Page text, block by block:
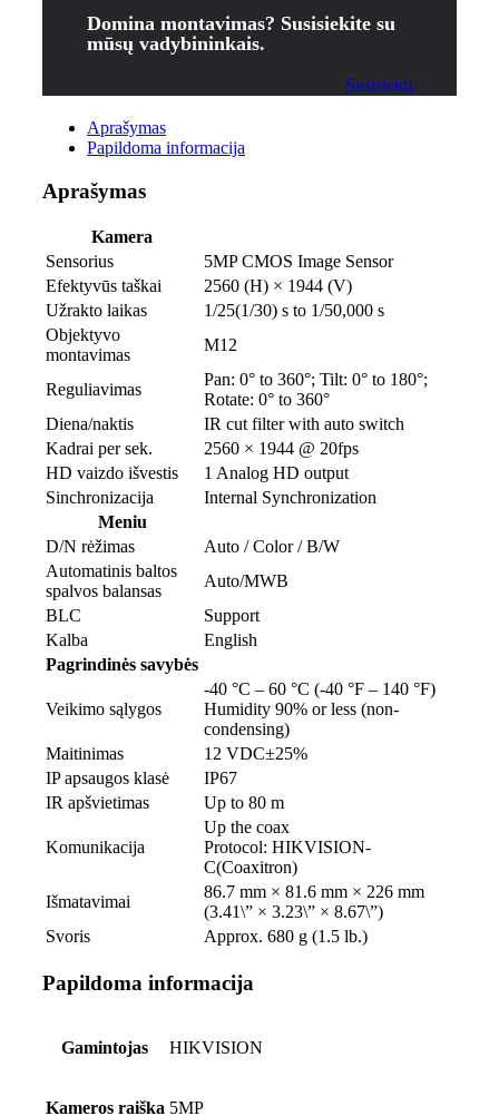
Domina montavimas? Susisiekite su
mūsų vadybininkais.
Susisiekti
Aprašymas
Papildoma informacija
Aprašymas
Kamera
Sensorius
5MP CMOS Image Sensor
Efektyvūs taškai
2560 (H) × 1944 (V)
Užrakto laikas
1/25(1/30) s to 1/50,000 s
Objektyvo
montavimas
M12
Reguliavimas
Pan: 0° to 360°; Tilt: 0° to 180°;
Rotate: 0° to 360°
Diena/naktis
IR cut filter with auto switch
Kadrai per sek.
2560 × 1944 @ 20fps
HD vaizdo išvestis
1 Analog HD output
Sinchronizacija
Internal Synchronization
Meniu
D/N rėžimas
Auto / Color / B/W
Automatinis baltos
spalvos balansas
Auto/MWB
BLC
Support
Kalba
English
Pagrindinės savybės
Veikimo sąlygos
-40 °C – 60 °C (-40 °F – 140 °F)
Humidity 90% or less (non-
condensing)
Maitinimas
12 VDC±25%
IP apsaugos klasė
IP67
IR apšvietimas
Up to 80 m
Komunikacija
Up the coax
Protocol: HIKVISION-
C(Coaxitron)
Išmatavimai
86.7 mm × 81.6 mm × 226 mm
(3.41\” × 3.23\” × 8.67\”)
Svoris
Approx. 680 g (1.5 lb.)
Papildoma informacija
Gamintojas HIKVISION
Kameros raiška 5MP